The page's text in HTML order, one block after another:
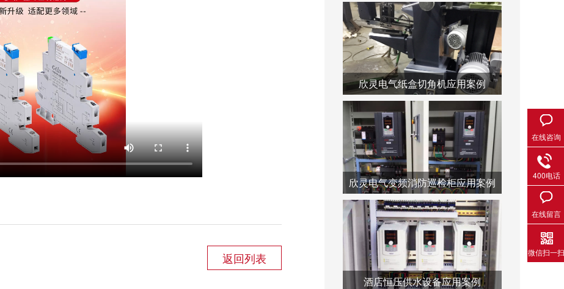
返回列表
欣灵电气纸盒切角机应用案例
欣灵电气变频消防巡检柜应用案例
酒店恒压供水设备应用案例
在线咨询
400电话
在线留言
微信扫一扫